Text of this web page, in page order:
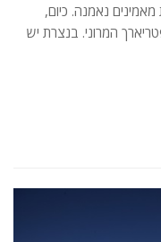
נאמנה. כיום,
המרוני. בנצרת יש